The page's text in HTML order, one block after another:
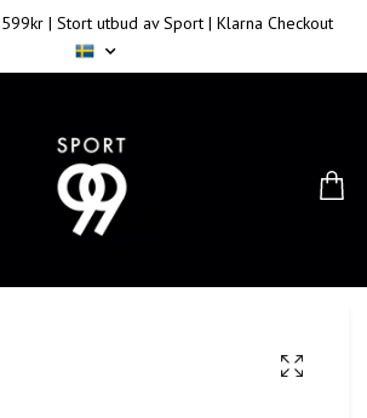
| Stort utbud av Sport | Klarna Checkout